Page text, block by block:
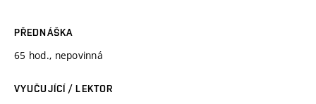
PŘEDNÁŠKA
65 hod., nepovinná
VYUČUJÍCÍ / LEKTOR